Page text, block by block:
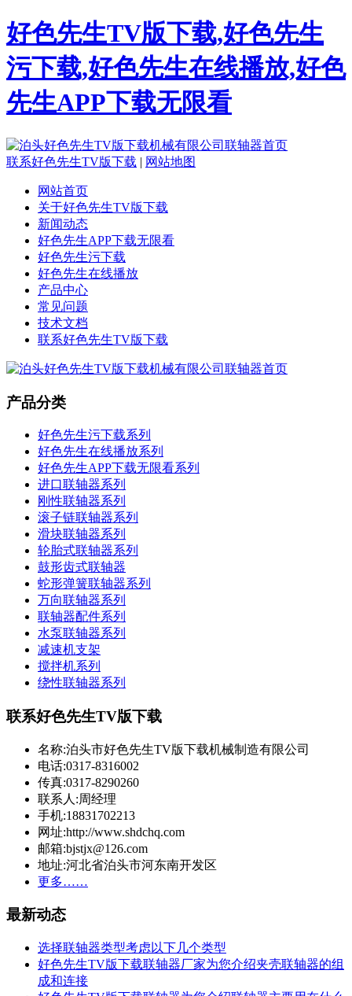
好色先生TV版下载,好色先生
污下载,好色先生在线播放,好色
先生APP下载无限看
联系好色先生TV版下载 | 网站地图
网站首页
关于好色先生TV版下载
新闻动态
好色先生APP下载无限看
好色先生污下载
好色先生在线播放
产品中心
常见问题
技术文档
联系好色先生TV版下载
产品分类
好色先生污下载系列
好色先生在线播放系列
好色先生APP下载无限看系列
进口联轴器系列
刚性联轴器系列
滚子链联轴器系列
滑块联轴器系列
轮胎式联轴器系列
鼓形齿式联轴器
蛇形弹簧联轴器系列
万向联轴器系列
联轴器配件系列
水泵联轴器系列
减速机支架
搅拌机系列
绕性联轴器系列
联系好色先生TV版下载
名称:泊头市好色先生TV版下载机械制造有限公司
电话:0317-8316002
传真:0317-8290260
联系人:周经理
手机:18831702213
网址:http://www.shdchq.com
邮箱:bjstjx@126.com
地址:河北省泊头市河东南开发区
更多……
最新动态
选择联轴器类型考虑以下几个类型
好色先生TV版下载联轴器厂家为您介绍夹壳联轴器的组
成和连接